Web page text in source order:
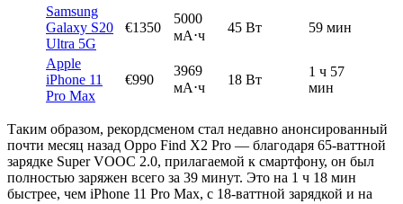
Samsung
Galaxy S20
Ultra 5G
€1350
5000
мА⋅ч
45 Вт 59 мин
Apple
iPhone 11
Pro Max
€990
3969
мА⋅ч
18 Вт
1 ч 57
мин
Таким образом, рекордсменом стал недавно анонсированный
почти месяц назад Oppo Find X2 Pro — благодаря 65-ваттной
зарядке Super VOOC 2.0, прилагаемой к смартфону, он был
полностью заряжен всего за 39 минут. Это на 1 ч 18 мин
быстрее, чем iPhone 11 Pro Max, с 18-ваттной зарядкой и на